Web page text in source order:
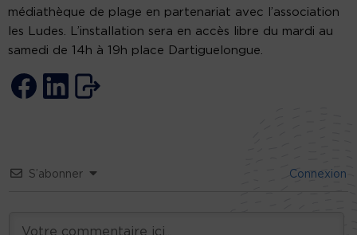
médiathèque de plage en partenariat avec l’association
les Ludes. L’installation sera en accès libre du mardi au
samedi de 14h à 19h place Dartiguelongue.
S’abonner Connexion